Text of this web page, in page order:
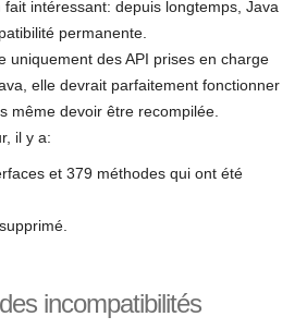
intéressant: depuis longtemps, Java
permanente.
uniquement des API prises en charge
elle devrait parfaitement fonctionner
même devoir être recompilée.
il y a:
et 379 méthodes qui ont été
incompatibilités